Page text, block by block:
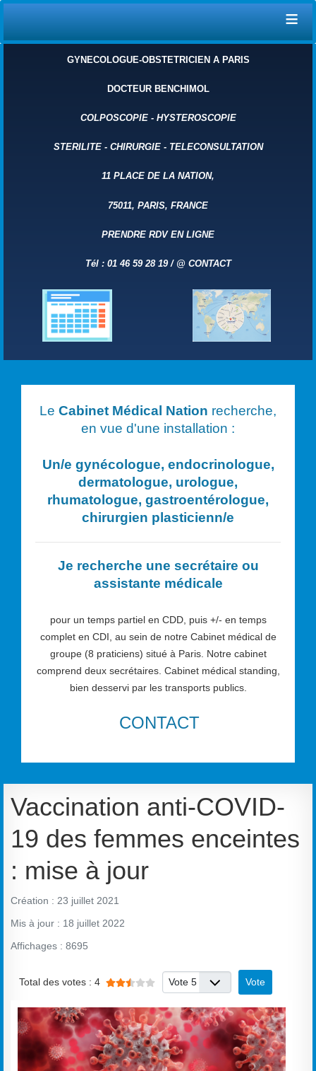
≡
GYNECOLOGUE-OBSTETRICIEN A PARIS
DOCTEUR BENCHIMOL
COLPOSCOPIE- HYSTEROSCOPIE
STERILITE- CHIRURGIE- TELECONSULTATION
11 PLACE DE LA NATION,
75011, PARIS, FRANCE
PRENDRE RDV EN LIGNE
Tél : 01 46 59 28 19 / @ CONTACT
Le Cabinet Médical Nation recherche,
en vue d'une installation :
Un/e gynécologue, endocrinologue,
dermatologue, urologue,
rhumatologue, gastroentérologue,
chirurgien plasticienn/e
Je recherche une secrétaire ou
assistante médicale
pour un temps partiel en CDD, puis +/- en temps
complet en CDI, au sein de notre Cabinet médical de
groupe (8 praticiens) situé à Paris. Notre cabinet
comprend deux secrétaires. Cabinet médical standing,
bien desservi par les transports publics.
CONTACT
Vaccination anti-COVID-
19 des femmes enceintes
: mise à jour
Création : 23 juillet 2021
Mis à jour : 18 juillet 2022
Affichages : 8695
Total des votes : 4 Veuillez voter